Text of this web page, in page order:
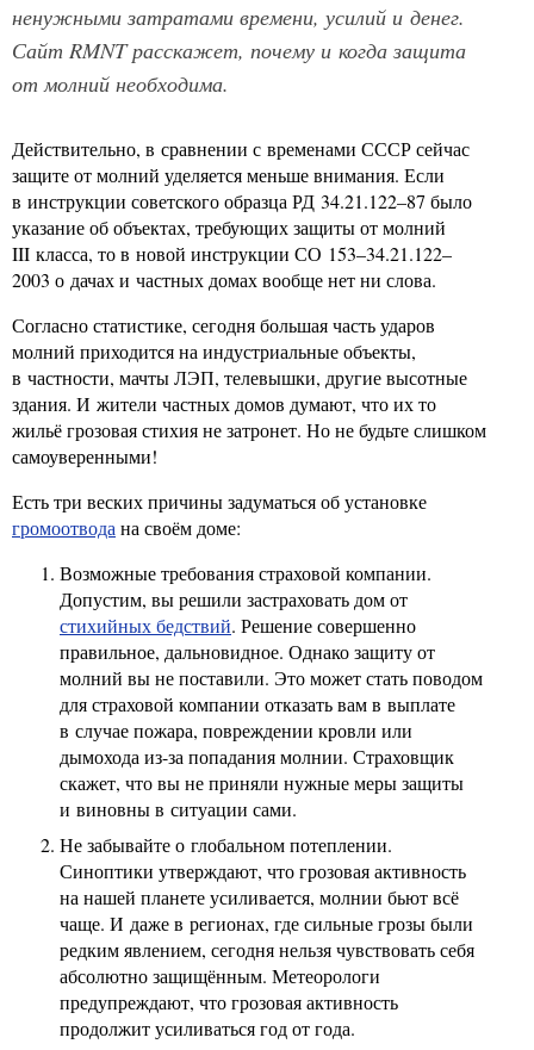
ненужными затратами времени, усилий и денег.
Сайт RMNT расскажет, почему и когда защита
от молний необходима.
Действительно, в сравнении с временами СССР сейчас
защите от молний уделяется меньше внимания. Если
в инструкции советского образца РД 34.21.122–87 было
указание об объектах, требующих защиты от молний
III класса, то в новой инструкции СО 153–34.21.122–
2003 о дачах и частных домах вообще нет ни слова.
Согласно статистике, сегодня большая часть ударов
молний приходится на индустриальные объекты,
в частности, мачты ЛЭП, телевышки, другие высотные
здания. И жители частных домов думают, что их то
жильё грозовая стихия не затронет. Но не будьте слишком
самоуверенными!
Есть три веских причины задуматься об установке
громоотвода на своём доме:
Возможные требования страховой компании.
Допустим, вы решили застраховать дом от
стихийных бедствий. Решение совершенно
правильное, дальновидное. Однако защиту от
молний вы не поставили. Это может стать поводом
для страховой компании отказать вам в выплате
в случае пожара, повреждении кровли или
дымохода из-за попадания молнии. Страховщик
скажет, что вы не приняли нужные меры защиты
и виновны в ситуации сами.
Не забывайте о глобальном потеплении.
Синоптики утверждают, что грозовая активность
на нашей планете усиливается, молнии бьют всё
чаще. И даже в регионах, где сильные грозы были
редким явлением, сегодня нельзя чувствовать себя
абсолютно защищённым. Метеорологи
предупреждают, что грозовая активность
продолжит усиливаться год от года.